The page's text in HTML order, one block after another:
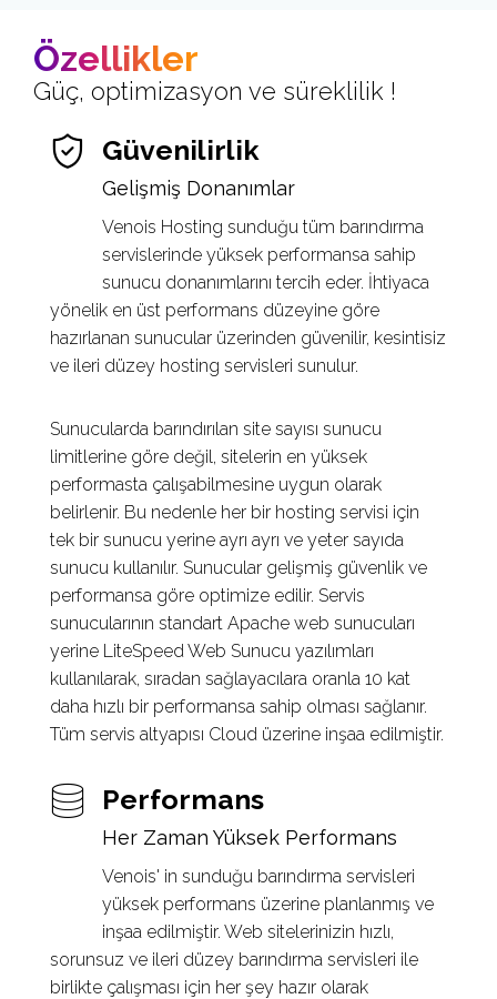
Özellikler
Güç, optimizasyon ve süreklilik !
Güvenilirlik
Gelişmiş Donanımlar
Venois Hosting sunduğu tüm barındırma
servislerinde yüksek performansa sahip
sunucu donanımlarını tercih eder. İhtiyaca
yönelik en üst performans düzeyine göre
hazırlanan sunucular üzerinden güvenilir, kesintisiz
ve ileri düzey hosting servisleri sunulur.
Sunucularda barındırılan site sayısı sunucu
limitlerine göre değil, sitelerin en yüksek
performasta çalışabilmesine uygun olarak
belirlenir. Bu nedenle her bir hosting servisi için
tek bir sunucu yerine ayrı ayrı ve yeter sayıda
sunucu kullanılır. Sunucular gelişmiş güvenlik ve
performansa göre optimize edilir. Servis
sunucularının standart Apache web sunucuları
yerine LiteSpeed Web Sunucu yazılımları
kullanılarak, sıradan sağlayacılara oranla 10 kat
daha hızlı bir performansa sahip olması sağlanır.
Tüm servis altyapısı Cloud üzerine inşaa edilmiştir.
Performans
Her Zaman Yüksek Performans
Venois' in sunduğu barındırma servisleri
yüksek performans üzerine planlanmış ve
inşaa edilmiştir. Web sitelerinizin hızlı,
sorunsuz ve ileri düzey barındırma servisleri ile
birlikte çalışması için her şey hazır olarak